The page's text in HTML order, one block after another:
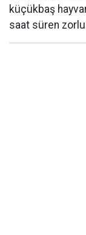
küçükbaş
saat süren